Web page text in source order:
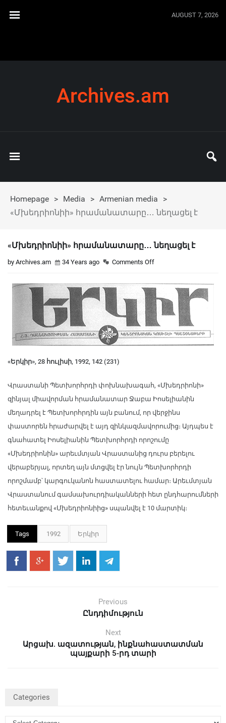
AUGUST 7, 2026
Archives.am
Homepage > Media > Armenian media
>
«Մխեդրիոնիի» հրամանատարը… նեղացել է
«Մխեդրիոնիի» հրամանատարը… նեղացել է
by Archives.am 34 Years ago Comments Off
«Երկիր», 28 հուլիսի, 1992, 142 (231)
Վրաստանի Պետխորհրդի փոխնախագահ, «Մխեդրիոնի»
զինյալ միավորման հրամանատար Ջաբա Իոսելիանին
մեղադրել է Պետխորհրդին այն բանում, որ վերջինս
փաստորեն հրաժարվել է այդ զինկազմավորումից։ Այդպես է
գնահատել Իոսելիանին Պետխորհրդի որոշումը
«Մխեդրիոնին» արեւմտյան Վրաստանից դուրս բերելու
վերաբերյալ, որտեղ այն մտցվել էր նույն Պետխորհրդի
որոշմամբ՝ կարգուկանոն հաստատելու համար։ Արեւմտյան
Վրաստանում գամսախուրդիականների հետ ընդհարումների
հետեւանքով «Մխեդրիոնիից» սպանվել է 10 մարտիկ։
Tags 1992 Երկիր
Previous
Ընդդիմություն
Next
Արցախ. ազատության, ինքնահաստատման
պայքարի 5-րդ տարի
Categories